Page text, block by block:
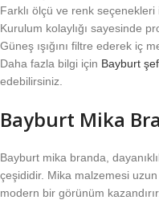
Farklı ölçü ve renk
Kurulum kolaylığı sayesinde
Güneş ışığını filtre ederek iç
Daha fazla bilgi için Bayburt
edebilirsiniz.
Bayburt Mika
Bayburt mika branda,
çeşididir. Mika malzemesi
modern bir görünüm